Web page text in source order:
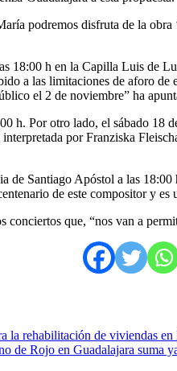
podremos disfruta de la
18:00 h en la Capilla Luis de
a las limitaciones de aforo
el 2 de noviembre” ha
h. Por otro lado, el sábado
por Franziska
de Santiago Apóstol a las
de este compositor y
que, “nos van a
la rehabilitación de viviendas en
de Rojo en Guadalajara suma